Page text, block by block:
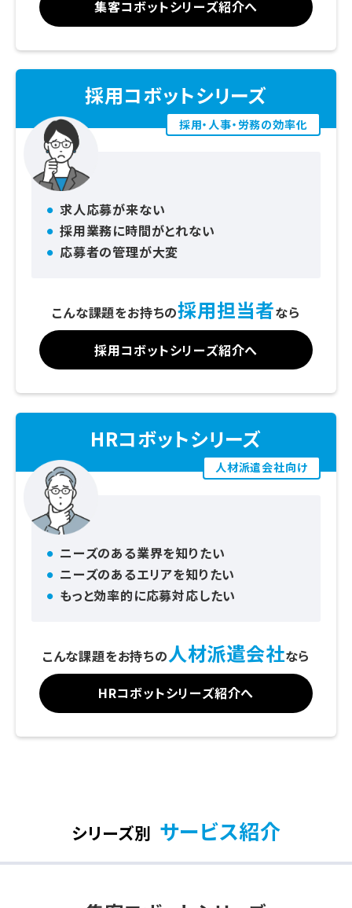
集客コボットシリーズ紹介へ
採用コボットシリーズ
採用・人事・労務の効率化
求人応募が来ない
採用業務に時間がとれない
応募者の管理が大変
こんな課題をお持ちの採用担当者なら
採用コボットシリーズ紹介へ
HRコボットシリーズ
人材派遣会社向け
ニーズのある業界を知りたい
ニーズのあるエリアを知りたい
もっと効率的に応募対応したい
こんな課題をお持ちの人材派遣会社なら
HRコボットシリーズ紹介へ
シリーズ別 サービス紹介